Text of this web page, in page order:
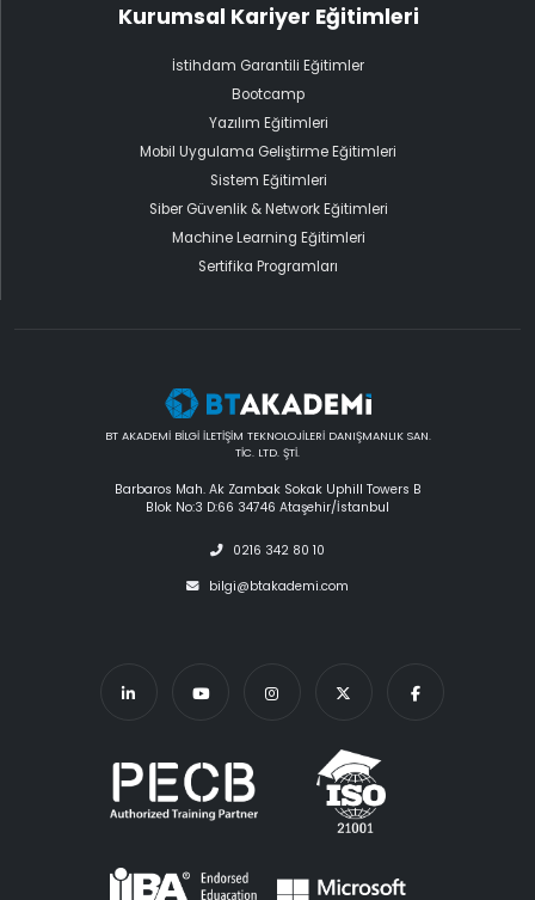
Kurumsal Kariyer Eğitimleri
İstihdam Garantili Eğitimler
Bootcamp
Yazılım Eğitimleri
Mobil Uygulama Geliştirme Eğitimleri
Sistem Eğitimleri
Siber Güvenlik & Network Eğitimleri
Machine Learning Eğitimleri
Sertifika Programları
BT AKADEMİ BİLGİ İLETİŞİM TEKNOLOJİLERİ DANIŞMANLIK SAN.
TİC. LTD. ŞTİ.
Barbaros Mah. Ak Zambak Sokak Uphill Towers B
Blok No:3 D:66 34746 Ataşehir/İstanbul
0216 342 80 10
bilgi@btakademi.com